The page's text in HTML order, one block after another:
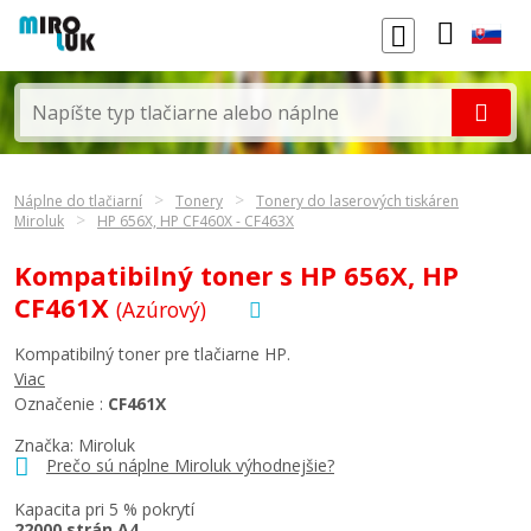
Náplne do tlačiarní Tonery
Tonery do laserových tiskáren
Miroluk
HP 656X, HP CF460X - CF463X
Kompatibilný toner s HP 656X, HP
CF461X (Azúrový)
Značka: Miroluk
Prečo sú náplne Miroluk výhodnejšie?
Kapacita pri 5 % pokrytí
Kompatibilný toner pre tlačiarne HP.
Viac
Označenie : CF461X